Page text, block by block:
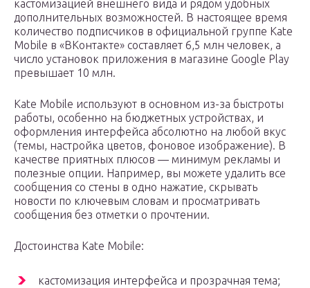
кастомизацией внешнего вида и рядом удобных
дополнительных возможностей. В настоящее время
количество подписчиков в официальной группе Kate
Mobile в «ВКонтакте» составляет 6,5 млн человек, а
число установок приложения в магазине Google Play
превышает 10 млн.
Kate Mobile используют в основном из-за быстроты
работы, особенно на бюджетных устройствах, и
оформления интерфейса абсолютно на любой вкус
(темы, настройка цветов, фоновое изображение). В
качестве приятных плюсов — минимум рекламы и
полезные опции. Например, вы можете удалить все
сообщения со стены в одно нажатие, скрывать
новости по ключевым словам и просматривать
сообщения без отметки о прочтении.
Достоинства Kate Mobile:
кастомизация интерфейса и прозрачная тема;